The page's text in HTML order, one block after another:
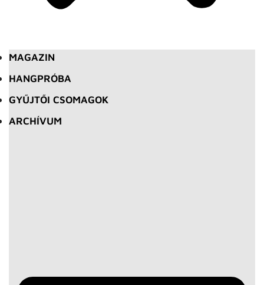
MAGAZIN
HANGPRÓBA
GYŰJTŐI CSOMAGOK
ARCHÍVUM